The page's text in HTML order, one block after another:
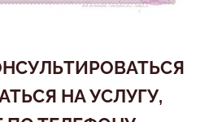
НА УСЛУГУ,